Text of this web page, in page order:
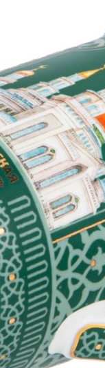
Кружка lefard
Быстрый
715₽ 558₽
Статуэтка
Lefard (146-
Быстрый
558₽